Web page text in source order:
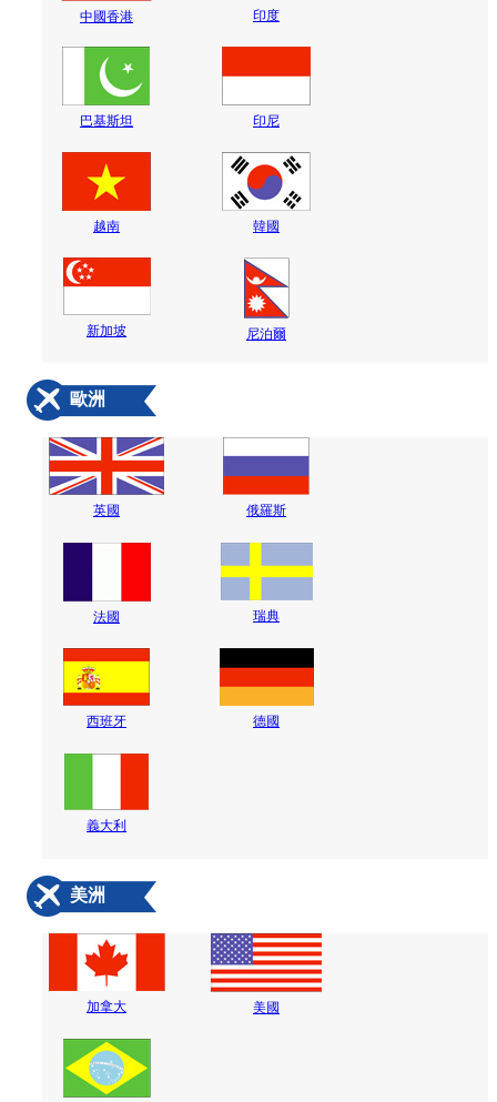
中國香港 印度
巴基斯坦 印尼
越南 韓國
新加坡 尼泊爾
歐洲
英國 俄羅斯
法國 瑞典
西班牙 德國
義大利
美洲
加拿大 美國